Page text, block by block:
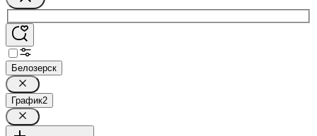
Белозерск
График2